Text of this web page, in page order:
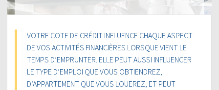
VOTRE COTE DE CRÉDIT INFLUENCE CHAQUE ASPECT
DE VOS ACTIVITÉS FINANCIÈRES LORSQUE VIENT LE
TEMPS D’EMPRUNTER. ELLE PEUT AUSSI INFLUENCER
LE TYPE D’EMPLOI QUE VOUS OBTIENDREZ,
D’APPARTEMENT QUE VOUS LOUEREZ, ET PEUT